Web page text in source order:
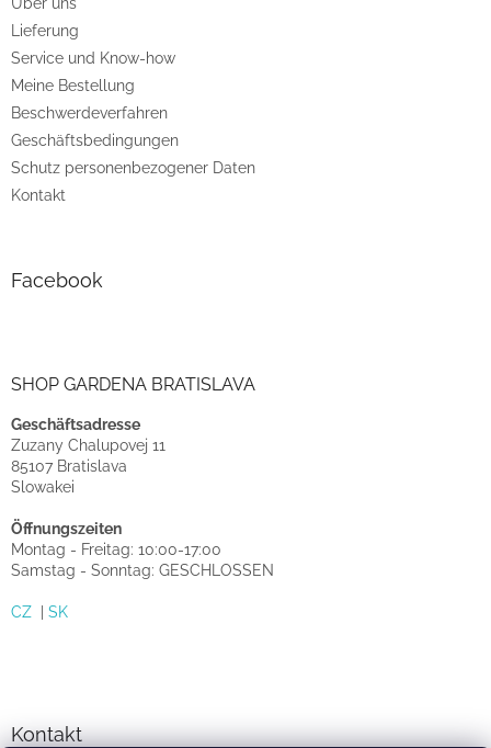
e
Über uns
Lieferung
Service und Know-how
Meine Bestellung
Beschwerdeverfahren
Geschäftsbedingungen
Schutz personenbezogener Daten
Kontakt
Facebook
SHOP GARDENA BRATISLAVA
Geschäftsadresse
Zuzany Chalupovej 11
85107 Bratislava
Slowakei
Öffnungszeiten
Montag - Freitag: 10:00-17:00
Samstag - Sonntag: GESCHLOSSEN
CZ SK
Kontakt